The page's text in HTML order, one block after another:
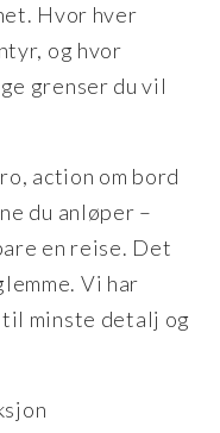
Hvor hver
og hvor
grenser du vil
action om bord
du anløper –
en reise. Det
Vi har
minste detalj og